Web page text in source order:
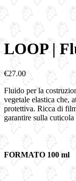
LOOP |
€27.00
Fluido per la
vegetale elastica che,
protettiva. Ricca di
garantire sulla
FORMATO 100 ml